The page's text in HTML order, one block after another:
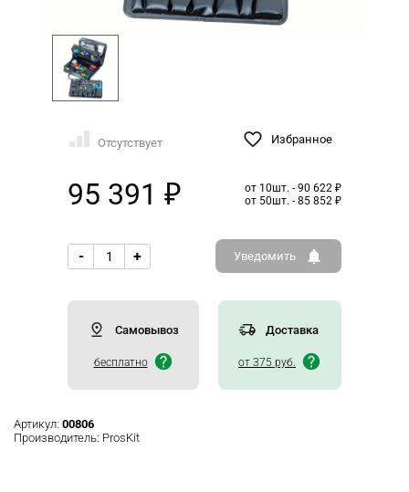
Отсутствует Избранное
95 391 ₽
от 10шт. - 90 622 ₽
от 50шт. - 85 852 ₽
- + Уведомить
Самовывоз
бесплатно
Доставка
от 375 руб.
Артикул: 00806
Производитель: ProsKit